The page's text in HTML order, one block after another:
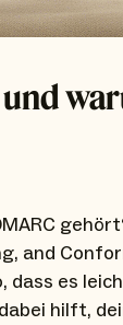
und
and
dass es
hilft,